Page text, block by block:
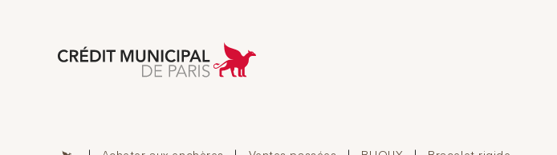
Aller à l'accueil de Crédit Municipal de Paris